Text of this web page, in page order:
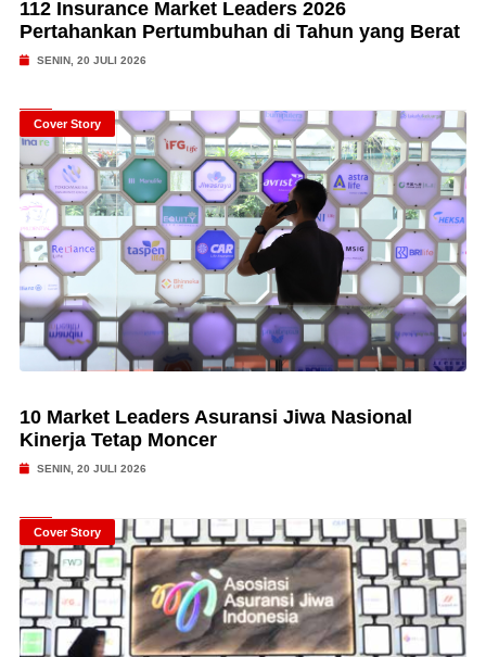
112 Insurance Market Leaders 2026
Pertahankan Pertumbuhan di Tahun yang Berat
SENIN, 20 JULI 2026
Cover Story
10 Market Leaders Asuransi Jiwa Nasional
Kinerja Tetap Moncer
SENIN, 20 JULI 2026
Cover Story